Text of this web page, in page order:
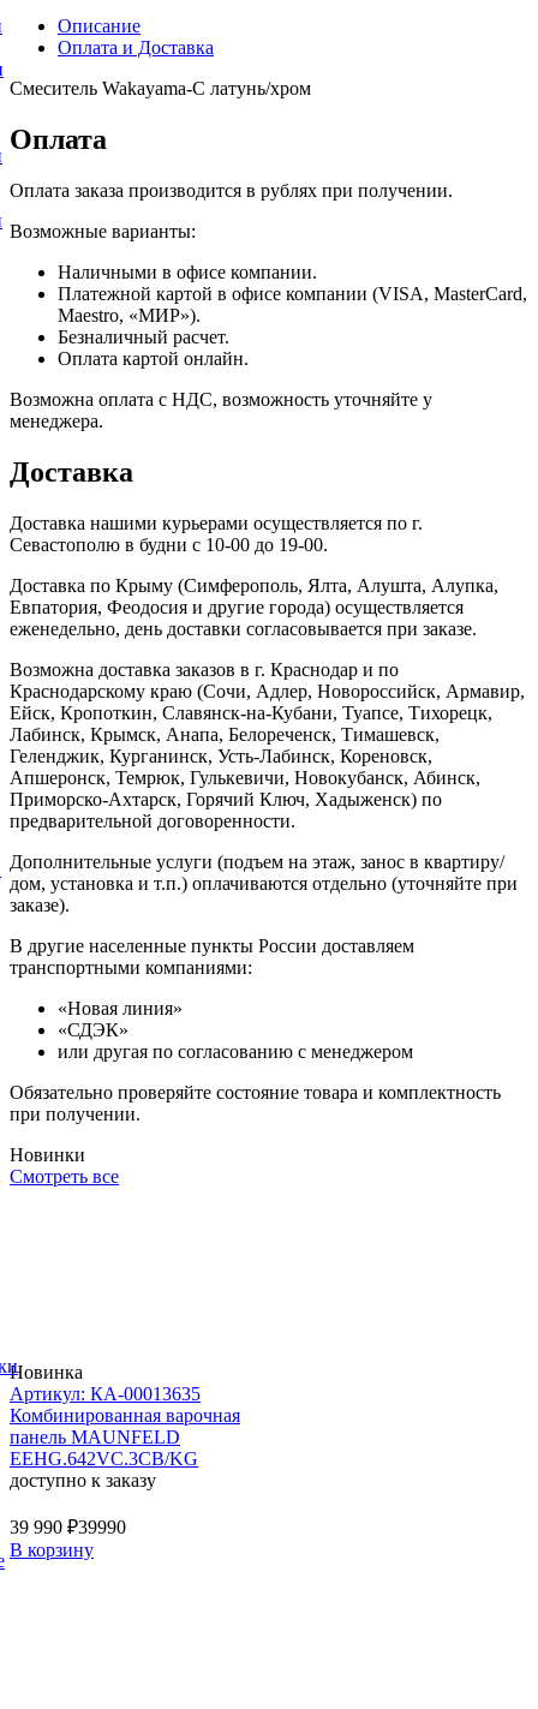
Описание
Оплата и Доставка
Смеситель Wakayama-C латунь/хром
Оплата
Оплата заказа производится в рублях при получении.
Возможные варианты:
Наличными в офисе компании.
Платежной картой в офисе компании (VISA, MasterCard,
Maestro, «МИР»).
Безналичный расчет.
Оплата картой онлайн.
Возможна оплата с НДС, возможность уточняйте у
менеджера.
Доставка
Доставка нашими курьерами осуществляется по г.
Севастополю в будни с 10-00 до 19-00.
Доставка по Крыму (Симферополь, Ялта, Алушта, Алупка,
Евпатория, Феодосия и другие города) осуществляется
еженедельно, день доставки согласовывается при заказе.
Возможна доставка заказов в г. Краснодар и по
Краснодарскому краю (Сочи, Адлер, Новороссийск, Армавир,
Ейск, Кропоткин, Славянск-на-Кубани, Туапсе, Тихорецк,
Лабинск, Крымск, Анапа, Белореченск, Тимашевск,
Геленджик, Курганинск, Усть-Лабинск, Кореновск,
Апшеронск, Темрюк, Гулькевичи, Новокубанск, Абинск,
Приморско-Ахтарск, Горячий Ключ, Хадыженск) по
предварительной договоренности.
Дополнительные услуги (подъем на этаж, занос в квартиру/
дом, установка и т.п.) оплачиваются отдельно (уточняйте при
заказе).
В другие населенные пункты России доставляем
транспортными компаниями:
«Новая линия»
«СДЭК»
или другая по согласованию с менеджером
Обязательно проверяйте состояние товара и комплектность
при получении.
Новинки
Смотреть все
Новинка
Артикул: КА-00013635
Комбинированная варочная
панель MAUNFELD
EEHG.642VC.3CB/KG
доступно к заказу
39 990 ₽39990
В корзину